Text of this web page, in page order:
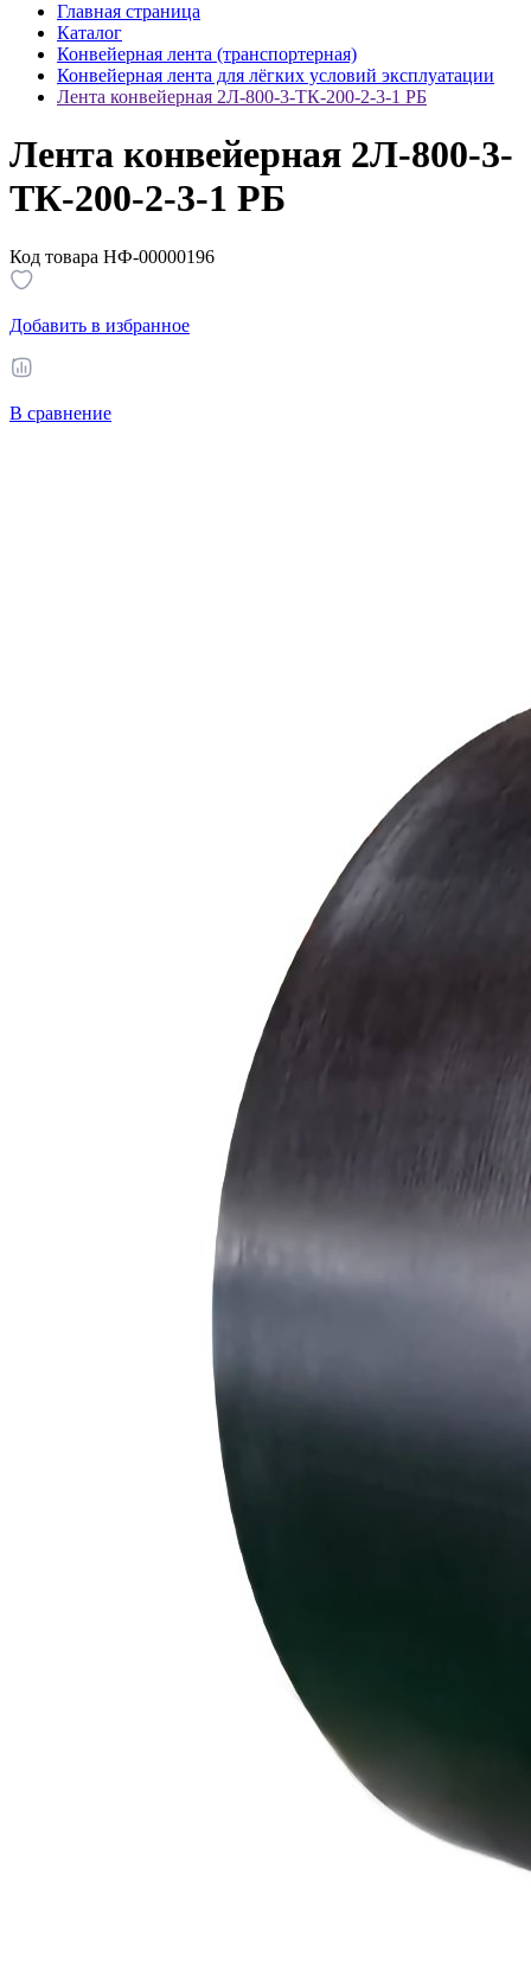
Главная страница
Каталог
Конвейерная лента (транспортерная)
Конвейерная лента для лёгких условий эксплуатации
Лента конвейерная 2Л-800-3-ТК-200-2-3-1 РБ
Лента конвейерная 2Л-800-3-
ТК-200-2-3-1 РБ
Код товара НФ-00000196
Добавить в избранное
В сравнение